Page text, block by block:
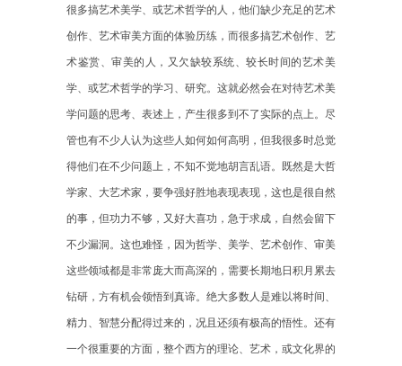
很多搞艺术美学、或艺术哲学的人，他们缺少充足的艺术
创作、艺术审美方面的体验历练，而很多搞艺术创作、艺
术鉴赏、审美的人，又欠缺较系统、较长时间的艺术美
学、或艺术哲学的学习、研究。这就必然会在对待艺术美
学问题的思考、表述上，产生很多到不了实际的点上。尽
管也有不少人认为这些人如何如何高明，但我很多时总觉
得他们在不少问题上，不知不觉地胡言乱语。既然是大哲
学家、大艺术家，要争强好胜地表现表现，这也是很自然
的事，但功力不够，又好大喜功，急于求成，自然会留下
不少漏洞。这也难怪，因为哲学、美学、艺术创作、审美
这些领域都是非常庞大而高深的，需要长期地日积月累去
钻研，方有机会领悟到真谛。绝大多数人是难以将时间、
精力、智慧分配得过来的，况且还须有极高的悟性。还有
一个很重要的方面，整个西方的理论、艺术，或文化界的